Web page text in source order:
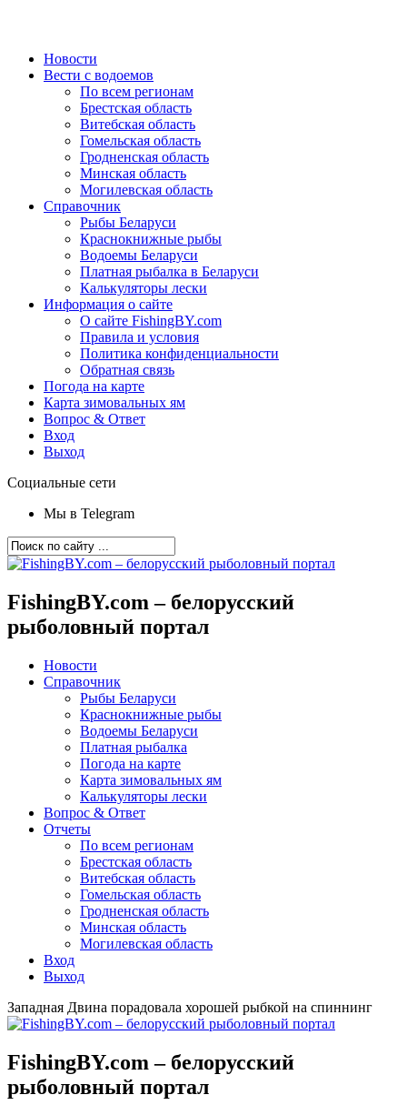
Новости
Вести с водоемов
По всем регионам
Брестская область
Витебская область
Гомельская область
Гродненская область
Минская область
Могилевская область
Справочник
Рыбы Беларуси
Краснокнижные рыбы
Водоемы Беларуси
Платная рыбалка в Беларуси
Калькуляторы лески
Информация о сайте
О сайте FishingBY.com
Правила и условия
Политика конфиденциальности
Обратная связь
Погода на карте
Карта зимовальных ям
Вопрос & Ответ
Вход
Выход
Социальные сети
Мы в Telegram
FishingBY.com – белорусский
рыболовный портал
Новости
Справочник
Рыбы Беларуси
Краснокнижные рыбы
Водоемы Беларуси
Платная рыбалка
Погода на карте
Карта зимовальных ям
Калькуляторы лески
Вопрос & Ответ
Отчеты
По всем регионам
Брестская область
Витебская область
Гомельская область
Гродненская область
Минская область
Могилевская область
Вход
Выход
Западная Двина порадовала хорошей рыбкой на спиннинг
FishingBY.com – белорусский
рыболовный портал